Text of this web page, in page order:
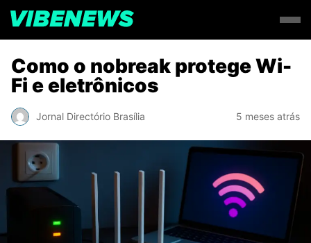
Como o nobreak protege Wi-
Fi e eletrônicos
Jornal Directório Brasília 5 meses atrás